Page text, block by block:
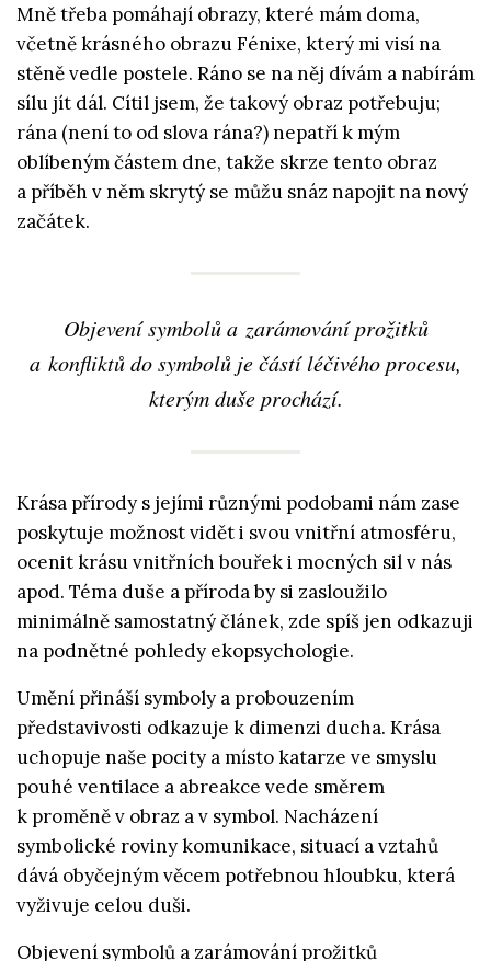
Mně třeba pomáhají obrazy, které mám doma,
včetně krásného obrazu Fénixe, který mi visí na
stěně vedle postele. Ráno se na něj dívám a nabírám
sílu jít dál. Cítil jsem, že takový obraz potřebuju;
rána (není to od slova rána?) nepatří k mým
oblíbeným částem dne, takže skrze tento obraz
a příběh v něm skrytý se můžu snáz napojit na nový
začátek.
Objevení symbolů a zarámování prožitků
a konfliktů do symbolů je částí léčivého procesu,
kterým duše prochází.
Krása přírody s jejími různými podobami nám zase
poskytuje možnost vidět i svou vnitřní atmosféru,
ocenit krásu vnitřních bouřek i mocných sil v nás
apod. Téma duše a příroda by si zasloužilo
minimálně samostatný článek, zde spíš jen odkazuji
na podnětné pohledy ekopsychologie.
Umění přináší symboly a probouzením
představivosti odkazuje k dimenzi ducha. Krása
uchopuje naše pocity a místo katarze ve smyslu
pouhé ventilace a abreakce vede směrem
k proměně v obraz a v symbol. Nacházení
symbolické roviny komunikace, situací a vztahů
dává obyčejným věcem potřebnou hloubku, která
vyživuje celou duši.
Objevení symbolů a zarámování prožitků